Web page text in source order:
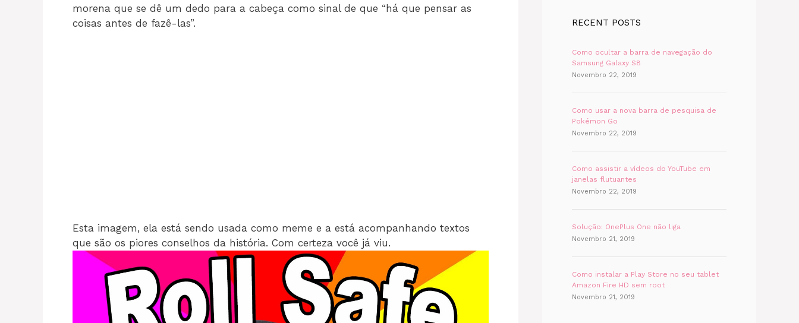
morena que se dê um dedo para a cabeça como sinal de que “há que pensar as
coisas antes de fazê-las”.
Esta imagem, ela está sendo usada como meme e a está acompanhando textos
que são os piores conselhos da história. Com certeza você já viu.
RECENT POSTS
Como ocultar a barra de navegação do
Samsung Galaxy S8
Novembro 22, 2019
Como usar a nova barra de pesquisa de
Pokémon Go
Novembro 22, 2019
Como assistir a vídeos do YouTube em
janelas flutuantes
Novembro 22, 2019
Solução: OnePlus One não liga
Novembro 21, 2019
Como instalar a Play Store no seu tablet
Amazon Fire HD sem root
Novembro 21, 2019